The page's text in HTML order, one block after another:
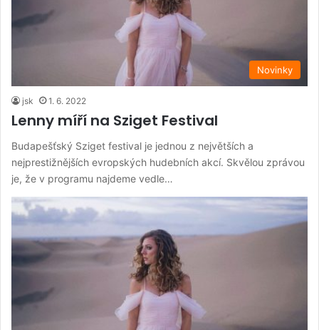
Novinky
jsk 1. 6. 2022
Lenny míří na Sziget Festival
Budapešťský Sziget festival je jednou z největších a
nejprestižnějších evropských hudebních akcí. Skvělou zprávou
je, že v programu najdeme vedle…